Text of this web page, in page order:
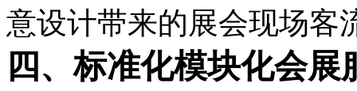
意设计带来的展会现场客
四、标准化模块化会